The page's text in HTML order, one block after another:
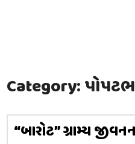
Category:
“બારોટ” ગ્રામ્ય